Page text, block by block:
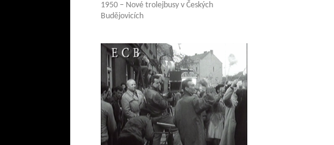
1950 – Nové trolejbusy v Českých
Budějovicích